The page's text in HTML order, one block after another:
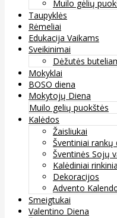
Muilo gėlių
Taupyklės
Rėmeliai
Edukacija Vaikams
Sveikinimai
Dėžutės
Mokyklai
BOSO diena
Mokytojų Diena
Muilo gelių puokštės
Kalėdos
Žaisliukai
Šventiniai rankų
Šventinės Sojų
Kalėdiniai
Dekoracijos
Advento
Smeigtukai
Valentino Diena